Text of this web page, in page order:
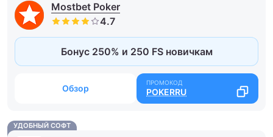
Mostbet Poker
Бонус 250% и 250 FS новичкам
Обзор POKERRU
УДОБНЫЙ СОФТ